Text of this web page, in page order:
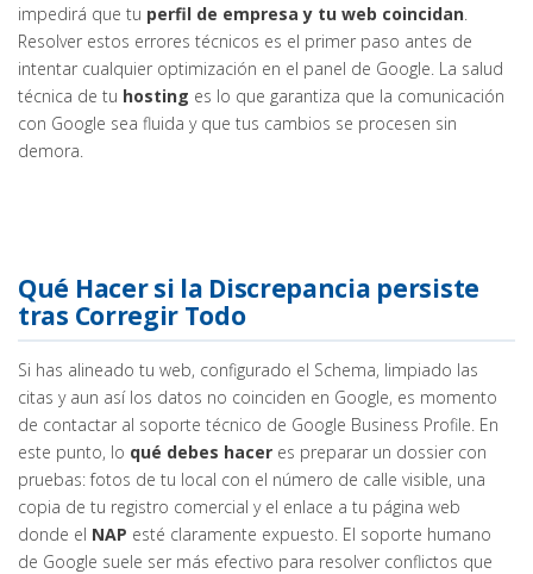
impedirá que tu perfil de empresa y tu web coincidan
Resolver estos errores técnicos es el primer paso antes de
intentar cualquier optimización en el panel de Google. La salud
técnica de tu hosting es lo que garantiza que la comunicación
con Google sea fluida y que tus cambios se procesen sin
demora.
Qué Hacer si la Discrepancia persiste
tras Corregir Todo
Si has alineado tu web, configurado el Schema, limpiado las
citas y aun así los datos no coinciden en Google, es momento
de contactar al soporte técnico de Google Business Profile. En
este punto, lo qué debes hacer es preparar un dossier con
pruebas: fotos de tu local con el número de calle visible, una
copia de tu registro comercial y el enlace a tu página web
donde el NAP esté claramente expuesto. El soporte humano
de Google suele ser más efectivo para resolver conflictos que